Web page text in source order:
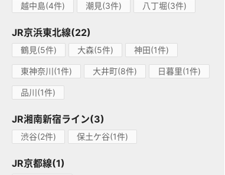
越中島(4件) 潮見(3件) 八丁堀(3件)
JR京浜東北線(22)
鶴見(5件) 大森(5件) 神田(1件)
東神奈川(1件) 大井町(8件) 日暮里(1件)
品川(1件)
JR湘南新宿ライン(3)
渋谷(2件) 保土ケ谷(1件)
JR京都線(1)